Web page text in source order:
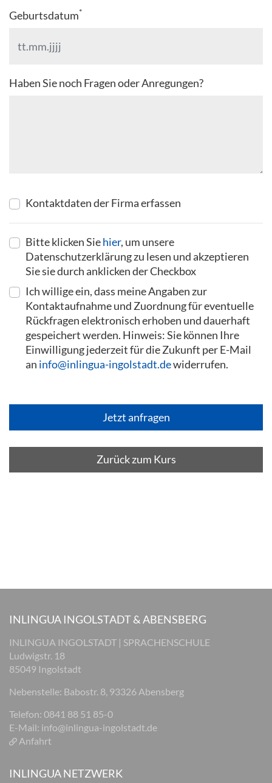
Geburtsdatum*
Haben Sie noch Fragen oder Anregungen?
Kontaktdaten der Firma erfassen
Bitte klicken Siehier, um unsere
Datenschutzerklärung zu lesen und akzeptieren
Sie sie durch anklicken der Checkbox
Ich willige ein, dass meine Angaben zur
Kontaktaufnahme und Zuordnung für eventuelle
Rückfragen elektronisch erhoben und dauerhaft
gespeichert werden. Hinweis: Sie können Ihre
Einwilligung jederzeit für die Zukunft per E-Mail
an info@inlingua-ingolstadt.dewiderrufen.
Zurück zum Kurs
INLINGUA INGOLSTADT & ABENSBERG
INLINGUA INGOLSTADT | SPRACHENSCHULE
Ludwigstr. 18
85049 Ingolstadt
Nebenstelle: Babostr. 8, 93326 Abensberg
Telefon: 0841 88 51 85-0
E-Mail: info@inlingua-ingolstadt.de
Anfahrt
INLINGUA NETZWERK